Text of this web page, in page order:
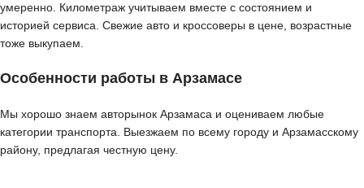
умеренно. Километраж учитываем вместе с состоянием и
историей сервиса. Свежие авто и кроссоверы в цене, возрастные
тоже выкупаем.
Особенности работы в Арзамасе
Мы хорошо знаем авторынок Арзамаса и оцениваем любые
категории транспорта. Выезжаем по всему городу и Арзамасскому
району, предлагая честную цену.